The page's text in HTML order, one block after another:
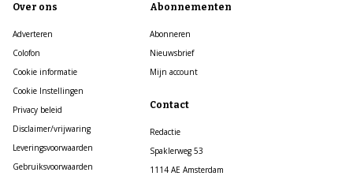
Over ons
Adverteren
Colofon
Cookie informatie
Cookie Instellingen
Privacy beleid
Disclaimer/vrijwaring
Leveringsvoorwaarden
Gebruiksvoorwaarden
Abonnementen
Abonneren
Nieuwsbrief
Mijn account
Contact
Redactie
Spaklerweg 53
1114 AE Amsterdam